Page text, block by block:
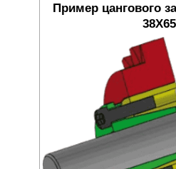
Пример цангового
38X65